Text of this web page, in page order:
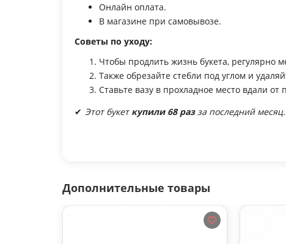
Онлайн оплата.
В магазине при самовывозе.
Советы по уходу:
Чтобы продлить жизнь букета, регулярно
Также обрезайте стебли под углом и
Ставьте вазу в прохладное место вдали
✔ Этот букет купили 68 разза последний месяц.
Дополнительные товары